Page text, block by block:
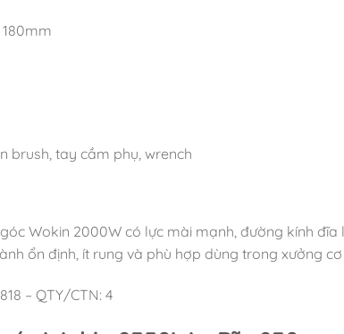
brush, tay cầm phụ, wrench
Wokin 2000W có lực mài mạnh, đường kính
ổn định, ít rung và phù hợp dùng trong xưởng cơ
– QTY/CTN: 4